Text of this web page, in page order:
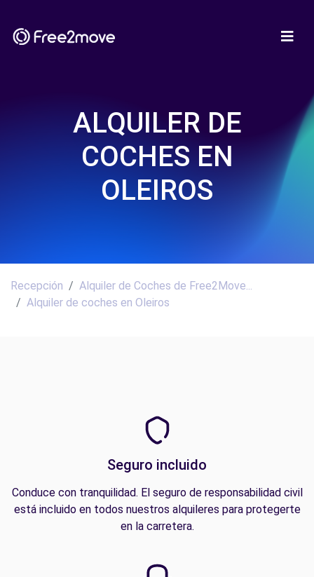
ALQUILER DE
COCHES EN
OLEIROS
Recepción
Alquiler de Coches de Free2Move...
Alquiler de coches en Oleiros
Seguro incluido
Conduce con tranquilidad. El seguro de responsabilidad civil
está incluido en todos nuestros alquileres para protegerte
en la carretera.